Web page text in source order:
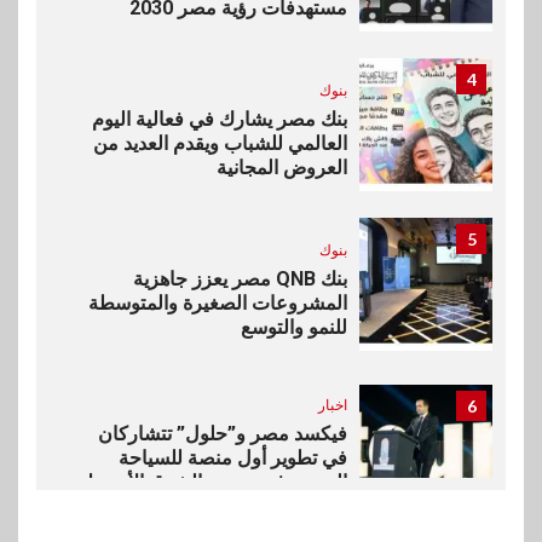
مستهدفات رؤية مصر 2030
4
بنوك
بنك مصر يشارك في فعالية اليوم
العالمي للشباب ويقدم العديد من
العروض المجانية
5
بنوك
بنك QNB مصر يعزز جاهزية
المشروعات الصغيرة والمتوسطة
للنمو والتوسع
6 اخبار
فيكسد مصر و”حلول” تتشاركان
في تطوير أول منصة للسياحة
الصحية في مصر والشرق الأوسط